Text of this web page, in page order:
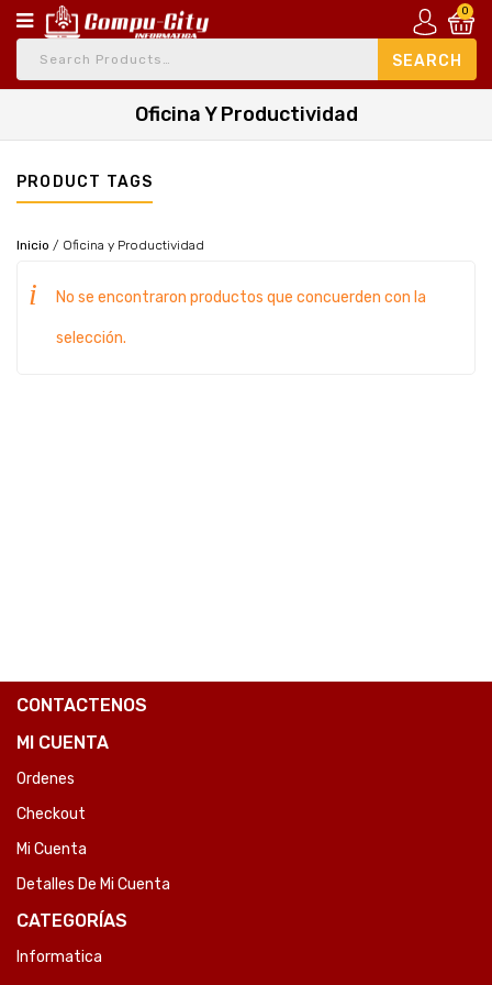
0
Oficina Y Productividad
PRODUCT TAGS
Inicio / Oficina y Productividad
No se encontraron productos que concuerden con la
selección.
CONTACTENOS
MI CUENTA
Ordenes
Checkout
Mi Cuenta
Detalles De Mi Cuenta
CATEGORÍAS
Informatica